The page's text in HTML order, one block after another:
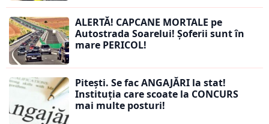
ALERTĂ! CAPCANE MORTALE pe
Autostrada Soarelui! Șoferii sunt în
mare PERICOL!
Pitești. Se fac ANGAJĂRI la stat!
Instituția care scoate la CONCURS
mai multe posturi!